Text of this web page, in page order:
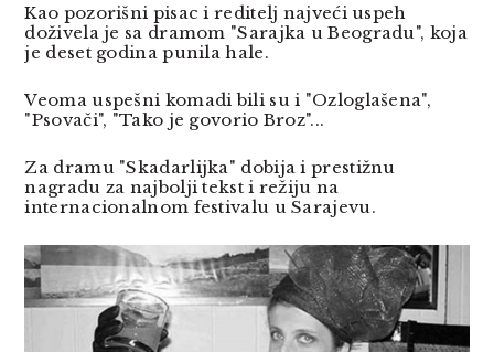
Kao pozorišni pisac i reditelj najveći uspeh
doživela je sa dramom "Sarajka u Beogradu", koja
je deset godina punila hale.
Veoma uspešni komadi bili su i "Ozloglašena",
"Psovači", "Tako je govorio Broz"...
Za dramu "Skadarlijka" dobija i prestižnu
nagradu za najbolji tekst i režiju na
internacionalnom festivalu u Sarajevu.